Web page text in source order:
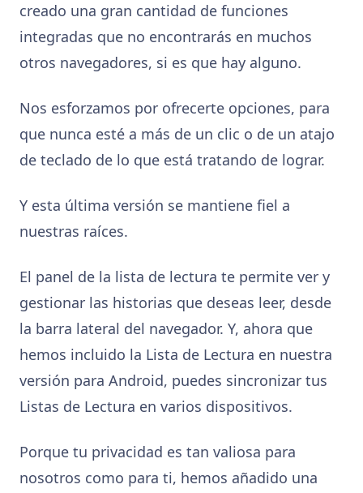
creado una gran cantidad de funciones
integradas que no encontrarás en muchos
otros navegadores, si es que hay alguno.
Nos esforzamos por ofrecerte opciones, para
que nunca esté a más de un clic o de un atajo
de teclado de lo que está tratando de lograr.
Y esta última versión se mantiene fiel a
nuestras raíces.
El panel de la lista de lectura te permite ver y
gestionar las historias que deseas leer, desde
la barra lateral del navegador. Y, ahora que
hemos incluido la Lista de Lectura en nuestra
versión para Android, puedes sincronizar tus
Listas de Lectura en varios dispositivos.
Porque tu privacidad es tan valiosa para
nosotros como para ti, hemos añadido una